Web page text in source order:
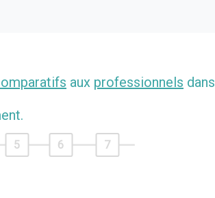
aux professionnels dans
5 6 7